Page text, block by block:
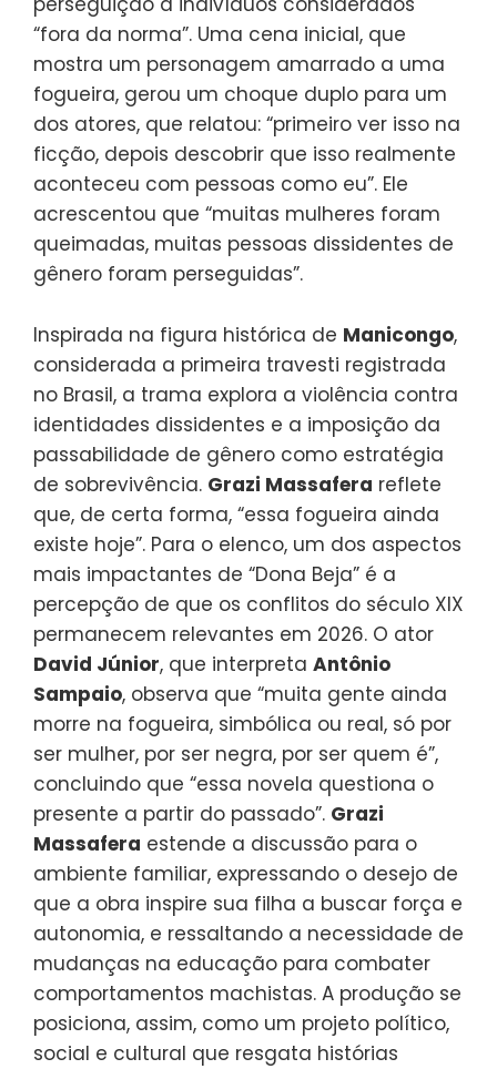
“fora da norma”. Uma cena inicial, que
mostra um personagem amarrado a uma
fogueira, gerou um choque duplo para um
dos atores, que relatou: “primeiro ver isso na
ficção, depois descobrir que isso realmente
aconteceu com pessoas como eu”. Ele
acrescentou que “muitas mulheres foram
queimadas, muitas pessoas dissidentes de
gênero foram perseguidas”.
Inspirada na figura histórica de Manicongo,
considerada a primeira travesti registrada
no Brasil, a trama explora a violência contra
identidades dissidentes e a imposição da
passabilidade de gênero como estratégia
de sobrevivência. Grazi Massafera reflete
que, de certa forma, “essa fogueira ainda
existe hoje”. Para o elenco, um dos aspectos
mais impactantes de “Dona Beja” é a
percepção de que os conflitos do século XIX
permanecem relevantes em 2026. O ator
David Júnior, que interpreta Antônio
Sampaio, observa que “muita gente ainda
morre na fogueira, simbólica ou real, só por
ser mulher, por ser negra, por ser quem é”,
concluindo que “essa novela questiona o
presente a partir do passado”. Grazi
Massafera estende a discussão para o
ambiente familiar, expressando o desejo de
que a obra inspire sua filha a buscar força e
autonomia, e ressaltando a necessidade de
mudanças na educação para combater
comportamentos machistas. A produção se
posiciona, assim, como um projeto político,
social e cultural que resgata histórias